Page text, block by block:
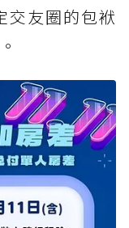
交友圈的包袱